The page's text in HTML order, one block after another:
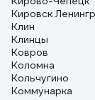
Кировск
Клин
Клинцы
Ковров
Коломна
Кольчугино
Коммунарка